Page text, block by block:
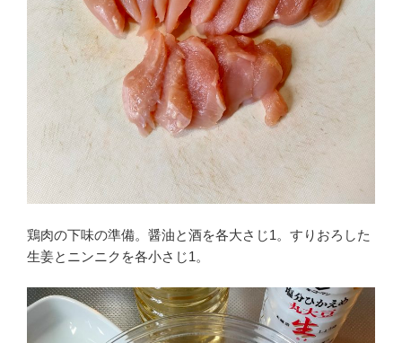
鶏肉の下味の準備。醤油と酒を各大さじ1。すりおろした
生姜とニンニクを各小さじ1。